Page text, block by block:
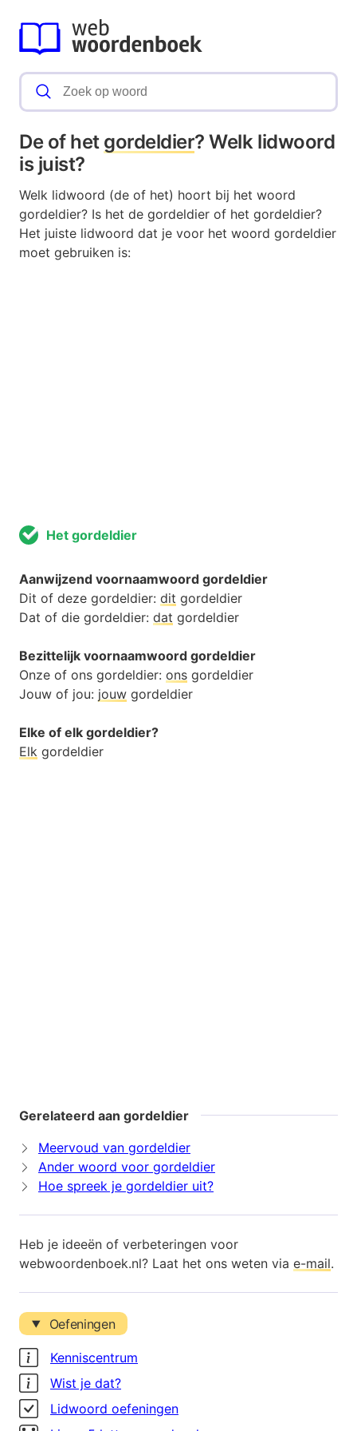
De of het gordeldier? Welk lidwoord
is juist?
Welk lidwoord (de of het) hoort bij het woord
gordeldier? Is het de gordeldier of het gordeldier?
Het juiste lidwoord dat je voor het woord gordeldier
moet gebruiken is:
Het gordeldier
Aanwijzend voornaamwoord gordeldier
Dit of deze gordeldier: dit gordeldier
Dat of die gordeldier: dat gordeldier
Bezittelijk voornaamwoord gordeldier
Onze of ons gordeldier: ons gordeldier
Jouw of jou: jouw gordeldier
Elke of elk gordeldier?
Elk gordeldier
Gerelateerd aan gordeldier
Meervoud van gordeldier
Ander woord voor gordeldier
Hoe spreek je gordeldier uit?
Heb je ideeën of verbeteringen voor
webwoordenboek.nl? Laat het ons weten via e-mail.
Oefeningen
Kenniscentrum
Wist je dat?
Lidwoord oefeningen